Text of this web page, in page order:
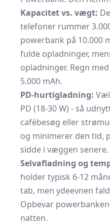
Kapacitet vs. vægt:
telefoner rummer
powerbank på 10.000
fulde opladninger,
opladninger. Regn
5.000 mAh.
PD-hurtigladning:
PD (18-30 W) - så
cafébesøg eller
og minimerer den tid,
sidde i væggen senere.
Selvafladning og
holder typisk 6-12
tab, men ydeevnen
Opbevar
natten.